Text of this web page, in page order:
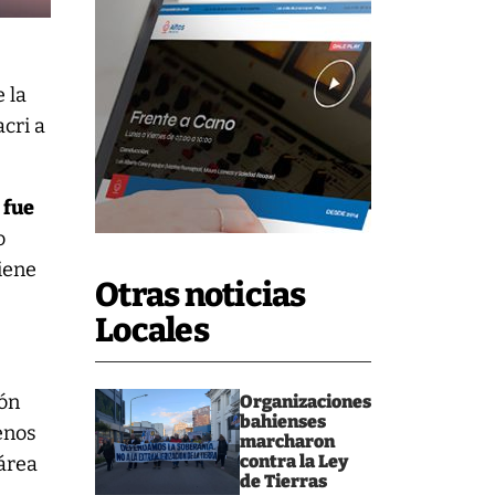
Otras noticias
Locales
Organizaciones
bahienses
marcharon
contra la Ley
de Tierras
la
a
fue